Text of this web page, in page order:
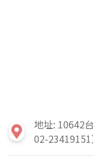
地址: 10642
02-23419151